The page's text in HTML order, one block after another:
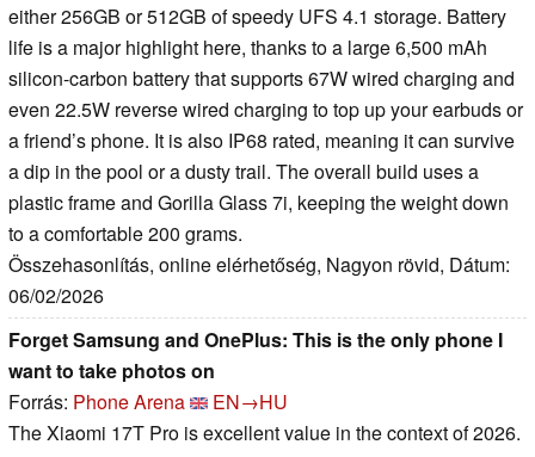
either 256GB or 512GB of speedy UFS 4.1 storage. Battery
life is a major highlight here, thanks to a large 6,500 mAh
silicon-carbon battery that supports 67W wired charging and
even 22.5W reverse wired charging to top up your earbuds or
a friend’s phone. It is also IP68 rated, meaning it can survive
a dip in the pool or a dusty trail. The overall build uses a
plastic frame and Gorilla Glass 7i, keeping the weight down
to a comfortable 200 grams.
Összehasonlítás, online elérhetőség, Nagyon rövid, Dátum:
06/02/2026
Forget Samsung and OnePlus: This is the only phone I
want to take photos on
Forrás: Phone Arena
EN→HU
The Xiaomi 17T Pro is excellent value in the context of 2026.